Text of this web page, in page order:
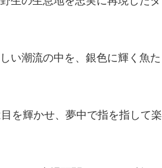
い潮流の中を、銀色に輝く魚た
を輝かせ、夢中で指を指して楽